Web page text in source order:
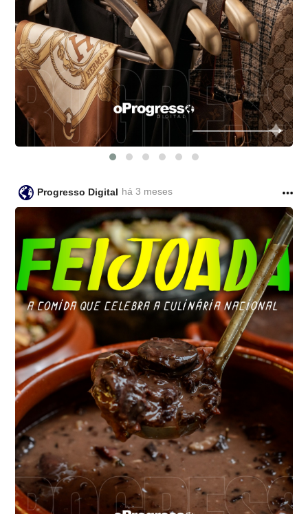
Progresso Digital há 3 meses